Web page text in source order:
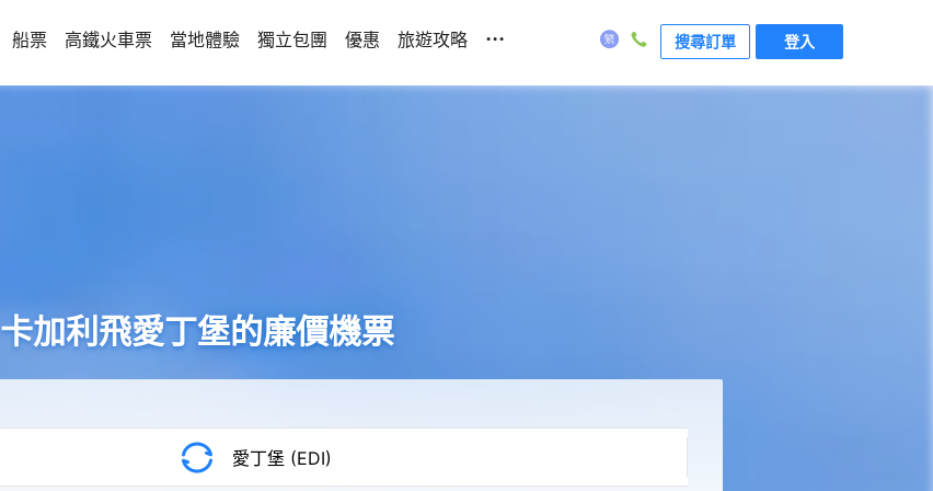
船票 高鐵火車票 當地體驗 獨立包團 優惠 旅遊攻略 ... 搜尋訂單 登入
卡加利飛愛丁堡的廉價機票